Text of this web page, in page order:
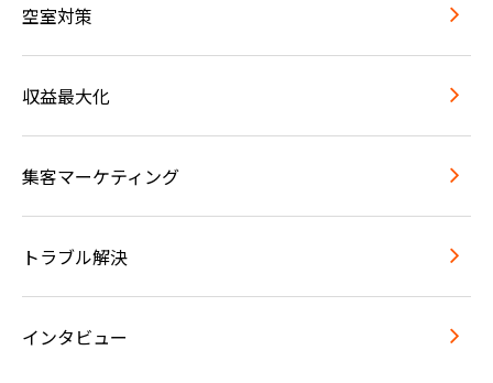
空室対策
収益最大化
集客マーケティング
トラブル解決
インタビュー